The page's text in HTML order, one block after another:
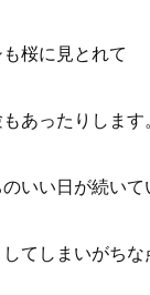
桜に見とれて
あったりします。
いい日が続いて
てしまいがちな